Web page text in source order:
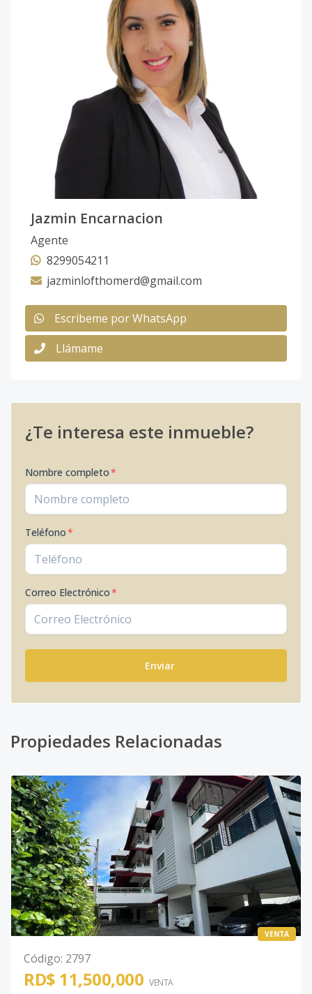
Jazmin Encarnacion
Agente
8299054211
jazminlofthomerd@gmail.com
Escribeme por WhatsApp
Llámame
¿Te interesa este inmueble?
Nombre completo*
Teléfono*
Correo Electrónico*
Enviar
Propiedades Relacionadas
VENTA
Código: 2797
RD$ 11,500,000 VENTA